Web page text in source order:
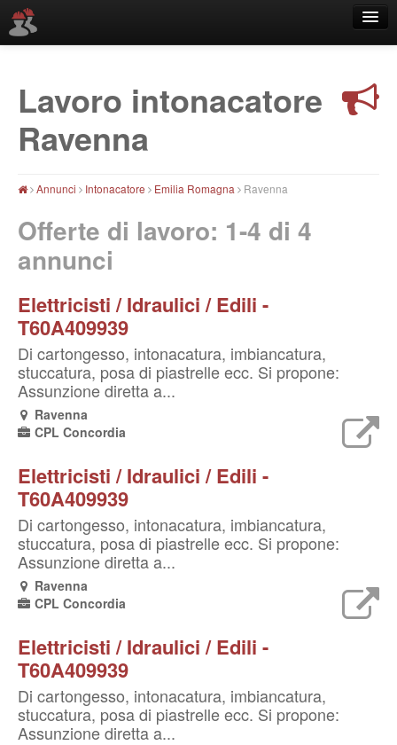
Località
Lavoro intonacatore
Ravenna
Annunci Intonacatore Emilia Romagna Ravenna
Offerte di lavoro: 1-4 di 4
annunci
Elettricisti / Idraulici / Edili -
T60A409939
Di cartongesso, intonacatura, imbiancatura,
stuccatura, posa di piastrelle ecc. Si propone:
Assunzione diretta a...
Ravenna
CPL Concordia
Elettricisti / Idraulici / Edili -
T60A409939
Di cartongesso, intonacatura, imbiancatura,
stuccatura, posa di piastrelle ecc. Si propone:
Assunzione diretta a...
Ravenna
CPL Concordia
Elettricisti / Idraulici / Edili -
T60A409939
Di cartongesso, intonacatura, imbiancatura,
stuccatura, posa di piastrelle ecc. Si propone:
Assunzione diretta a...